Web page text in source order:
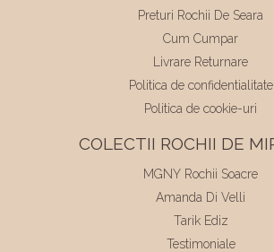
Preturi Rochii De Seara
Cum Cumpar
Livrare Returnare
Politica de confidentialitate
Politica de cookie-uri
COLECTII ROCHII DE
MGNY Rochii Soacre
Amanda Di Velli
Tarik Ediz
Testimoniale